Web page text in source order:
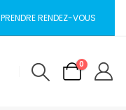
PRENDRE RENDEZ-VOUS
0